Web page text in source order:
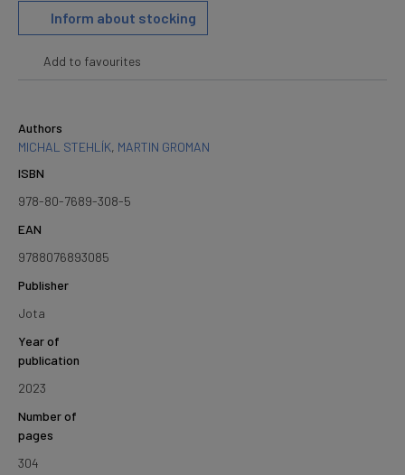
Inform about stocking
Add to favourites
Authors
MICHAL STEHLÍK, MARTIN GROMAN
ISBN
978-80-7689-308-5
EAN
9788076893085
Publisher
Jota
Year of
publication
2023
Number of
pages
304